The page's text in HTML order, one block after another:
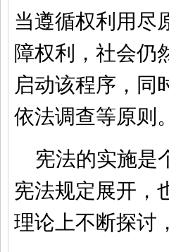
当遵循权利用尽
障权利，社会仍
启动该程序，同
依法调查等原则。
宪法的实施是
宪法规定展开，
理论上不断探讨